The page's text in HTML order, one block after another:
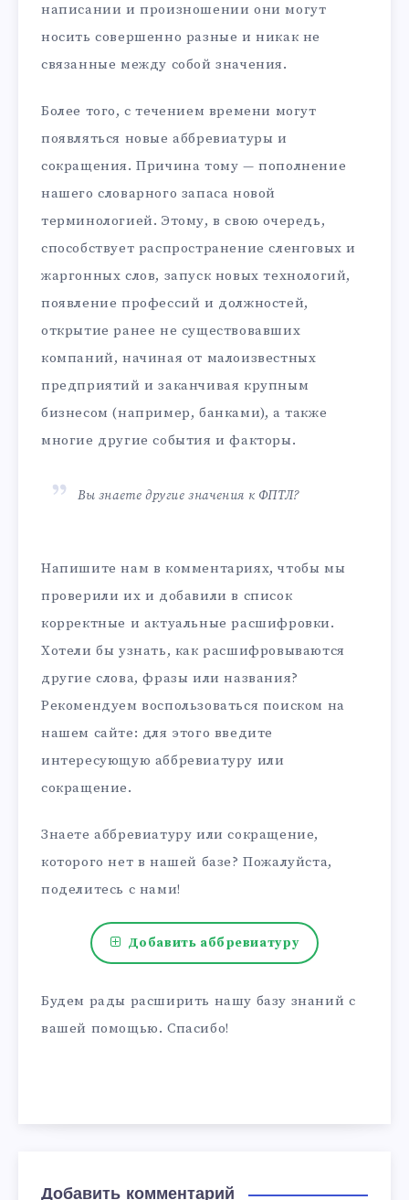
написании и произношении они могут
носить совершенно разные и никак не
связанные между собой значения.
Более того, с течением времени могут
появляться новые аббревиатуры и
сокращения. Причина тому — пополнение
нашего словарного запаса новой
терминологией. Этому, в свою очередь,
способствует распространение сленговых и
жаргонных слов, запуск новых технологий,
появление профессий и должностей,
открытие ранее не существовавших
компаний, начиная от малоизвестных
предприятий и заканчивая крупным
бизнесом (например, банками), а также
многие другие события и факторы.
Вы знаете другие значения к ФПТЛ?
Напишите нам в комментариях, чтобы мы
проверили их и добавили в список
корректные и актуальные расшифровки.
Хотели бы узнать, как расшифровываются
другие слова, фразы или названия?
Рекомендуем воспользоваться поиском на
нашем сайте: для этого введите
интересующую аббревиатуру или
сокращение.
Знаете аббревиатуру или сокращение,
которого нет в нашей базе? Пожалуйста,
поделитесь с нами!
Добавить аббревиатуру
Будем рады расширить нашу базу знаний с
вашей помощью. Спасибо!
Добавить комментарий